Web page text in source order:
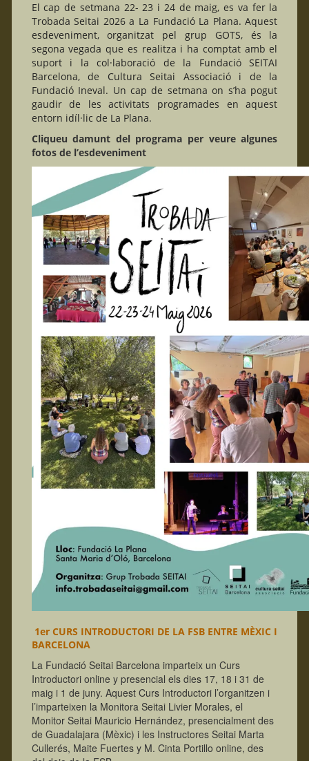
El cap de setmana 22- 23 i 24 de maig, es va fer la
Trobada Seitai 2026 a La Fundació La Plana. Aquest
esdeveniment, organitzat pel grup GOTS, és la
segona vegada que es realitza i ha comptat amb el
suport i la col·laboració de la Fundació SEITAI
Barcelona, de Cultura Seitai Associació i de la
Fundació Ineval. Un cap de setmana on s’ha pogut
gaudir de les activitats programades en aquest
entorn idíl·lic de La Plana.
Cliqueu damunt del programa per veure algunes
fotos de l’esdeveniment
1er CURS INTRODUCTORI DE LA FSB ENTRE MÈXIC I
BARCELONA
La Fundació Seitai Barcelona imparteix un Curs
Introductori online y presencial els dies 17, 18 i 31 de
maig i 1 de juny. Aquest Curs Introductori l’organitzen i
l’imparteixen la Monitora Seitai Livier Morales, el
Monitor Seitai Mauricio Hernández, presencialment des
de Guadalajara (Mèxic) i les Instructores Seitai Marta
Cullerés, Maite Fuertes y M. Cinta Portillo online, des